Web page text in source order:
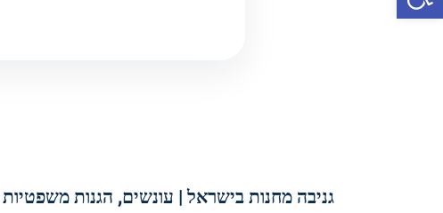
גניבה מחנות בישראל | עונשים, הגנות משפטיות